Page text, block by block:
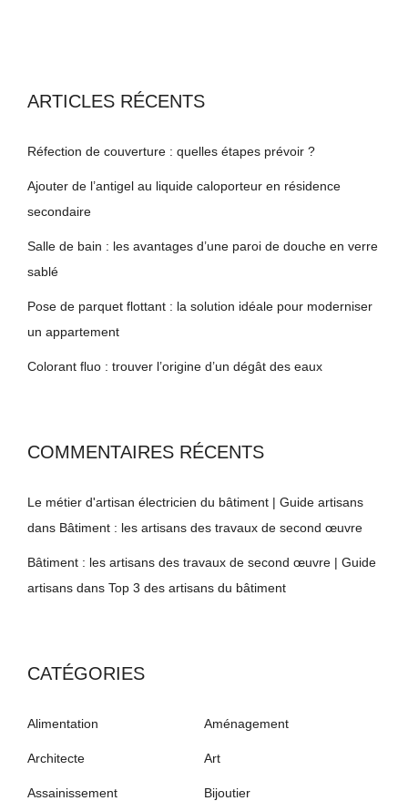
ARTICLES RÉCENTS
Réfection de couverture : quelles étapes prévoir ?
Ajouter de l’antigel au liquide caloporteur en résidence
secondaire
Salle de bain : les avantages d’une paroi de douche en verre
sablé
Pose de parquet flottant : la solution idéale pour moderniser
un appartement
Colorant fluo : trouver l’origine d’un dégât des eaux
COMMENTAIRES RÉCENTS
Le métier d'artisan électricien du bâtiment | Guide artisans
dans Bâtiment : les artisans des travaux de second œuvre
Bâtiment : les artisans des travaux de second œuvre | Guide
artisans dans Top 3 des artisans du bâtiment
CATÉGORIES
Alimentation Aménagement
Architecte Art
Assainissement Bijoutier